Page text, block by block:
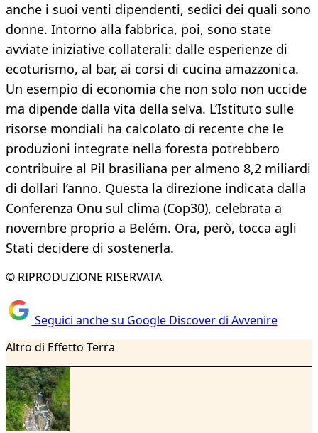
anche i suoi venti dipendenti, sedici dei quali sono
donne. Intorno alla fabbrica, poi, sono state
avviate iniziative collaterali: dalle esperienze di
ecoturismo, al bar, ai corsi di cucina amazzonica.
Un esempio di economia che non solo non uccide
ma dipende dalla vita della selva. L’Istituto sulle
risorse mondiali ha calcolato di recente che le
produzioni integrate nella foresta potrebbero
contribuire al Pil brasiliana per almeno 8,2 miliardi
di dollari l’anno. Questa la direzione indicata dalla
Conferenza Onu sul clima (Cop30), celebrata a
novembre proprio a Belém. Ora, però, tocca agli
Stati decidere di sostenerla.
© RIPRODUZIONE RISERVATA
Seguici anche su Google Discover di Avvenire
Altro di Effetto Terra